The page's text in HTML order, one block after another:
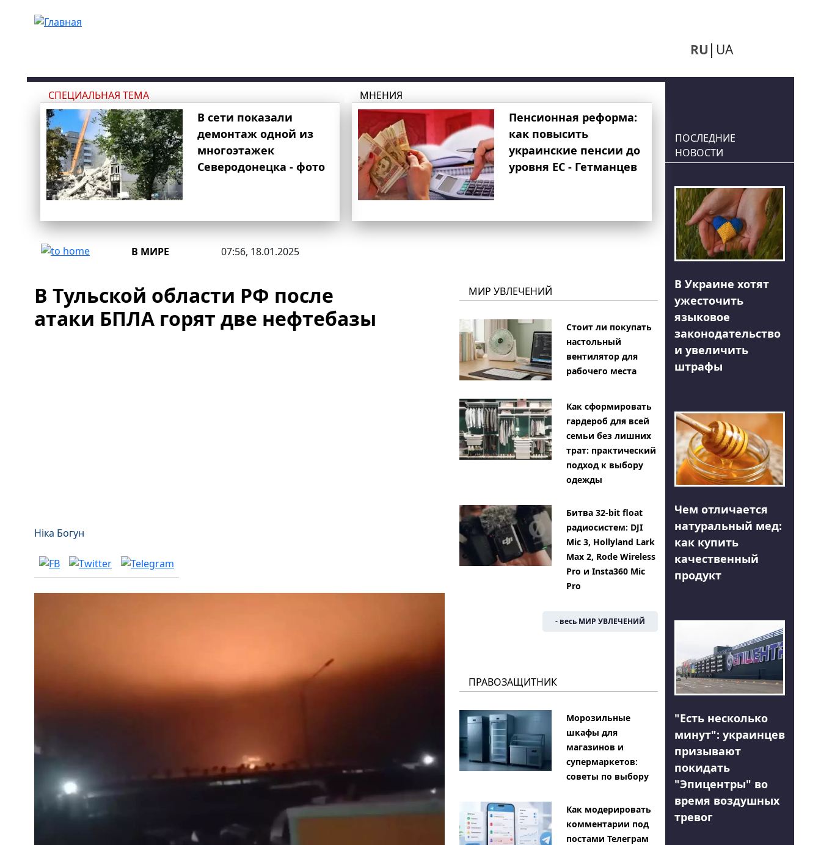
RU UA
СПЕЦИАЛЬНАЯ ТЕМА
В сети показали
демонтаж одной из
многоэтажек
Северодонецка - фото
МНЕНИЯ
Пенсионная реформа:
как повысить
украинские пенсии до
уровня ЕС - Гетманцев
В МИРЕ 07:56, 18.01.2025
В Тульской области РФ после
атаки БПЛА горят две нефтебазы
Ніка Богун
МИР УВЛЕЧЕНИЙ
Стоит ли покупать
настольный
вентилятор для
рабочего места
Как сформировать
гардероб для всей
семьи без лишних
трат: практический
подход к выбору
одежды
Битва 32-bit float
радиосистем: DJI
Mic 3, Hollyland Lark
Max 2, Rode Wireless
Pro и Insta360 Mic
Pro
- весь МИР УВЛЕЧЕНИЙ
ПРАВОЗАЩИТНИК
Морозильные
шкафы для
магазинов и
супермаркетов:
советы по выбору
Как модерировать
комментарии под
постами Телеграм
ПОСЛЕДНИЕ
НОВОСТИ
В Украине хотят
ужесточить
языковое
законодательство
и увеличить
штрафы
Чем отличается
натуральный мед:
как купить
качественный
продукт
"Есть несколько
минут": украинцев
призывают
покидать
"Эпицентры" во
время воздушных
тревог